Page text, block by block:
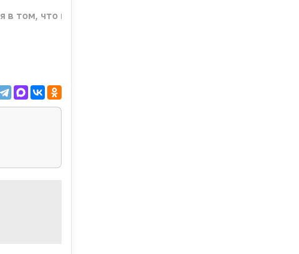
том, что постановка пациенту диагноза в режиме